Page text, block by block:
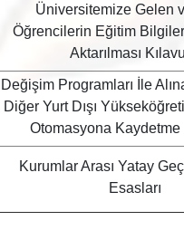
Üniversitemize Gelen
Öğrencilerin Eğitim
Aktarılması
Değişim Programları İle
Diğer Yurt Dışı
Otomasyona Kaydetme
Kurumlar Arası Yatay
Esasları